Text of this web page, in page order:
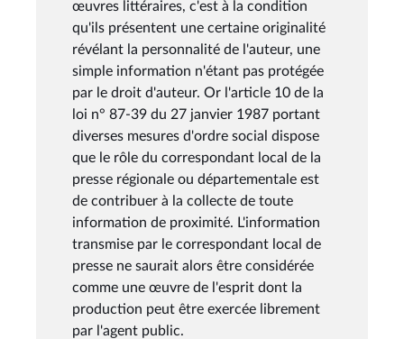
œuvres littéraires, c'est à la condition
qu'ils présentent une certaine originalité
révélant la personnalité de l'auteur, une
simple information n'étant pas protégée
par le droit d'auteur. Or l'article 10 de la
loi n° 87-39 du 27 janvier 1987 portant
diverses mesures d'ordre social dispose
que le rôle du correspondant local de la
presse régionale ou départementale est
de contribuer à la collecte de toute
information de proximité. L'information
transmise par le correspondant local de
presse ne saurait alors être considérée
comme une œuvre de l'esprit dont la
production peut être exercée librement
par l'agent public.